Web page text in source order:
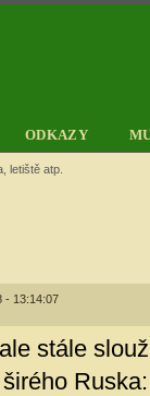
ODKAZY
letiště atp.
- 13:14:07
stále
širého